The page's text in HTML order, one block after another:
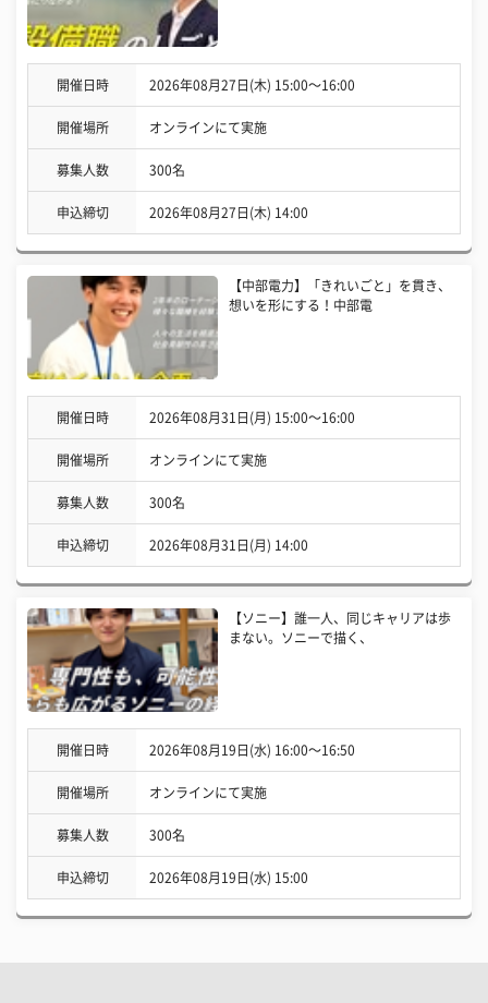
開催日時 2026年08月27日(木) 15:00〜16:00
開催場所 オンラインにて実施
募集人数 300名
申込締切 2026年08月27日(木) 14:00
【中部電力】「きれいごと」を貫き、
想いを形にする！中部電
開催日時 2026年08月31日(月) 15:00〜16:00
開催場所 オンラインにて実施
募集人数 300名
申込締切 2026年08月31日(月) 14:00
【ソニー】誰一人、同じキャリアは歩
まない。ソニーで描く、
開催日時 2026年08月19日(水) 16:00〜16:50
開催場所 オンラインにて実施
募集人数 300名
申込締切 2026年08月19日(水) 15:00